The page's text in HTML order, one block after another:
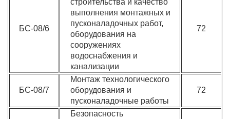
БС-08/6
строительства и качество
выполнения монтажных и
пусконаладочных работ,
оборудования на
сооружениях
водоснабжения и
канализации
72
БС-08/7
Монтаж технологического
оборудования и
пусконаладочные работы
72
Безопасность